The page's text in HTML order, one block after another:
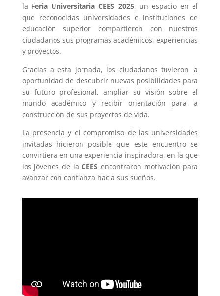
la Feria Universitaria CEES 2025, un espacio en el
que reconocidas universidades e instituciones de
educación superior compartieron con nuestros
ciudadanos sus programas académicos, experiencias
y proyectos.
Gracias a esta jornada, los ciudadanos tuvieron la
oportunidad de descubrir nuevas posibilidades para
su futuro profesional, ampliar su visión sobre el
mundo académico y recibir orientación para la
construcción de sus proyectos de vida.
La presencia y el compromiso de las universidades
invitadas hicieron posible que este encuentro se
convirtiera en una experiencia inspiradora, en la que
los jóvenes de laCEES encontraron motivación para
avanzar con confianza hacia sus sueños.